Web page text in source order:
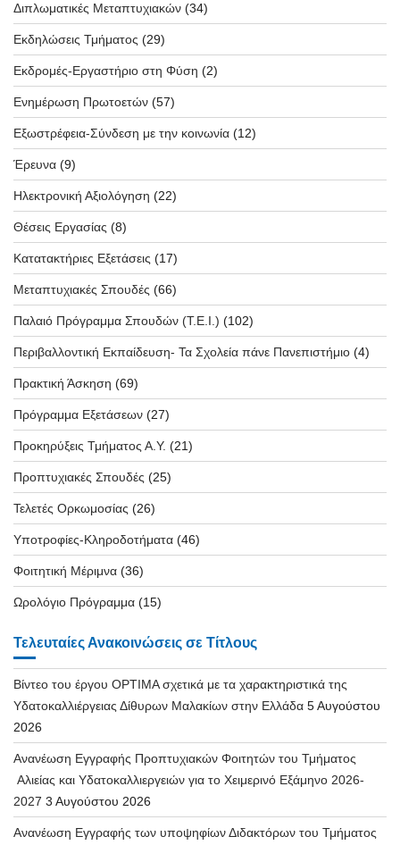
Διπλωματικές Μεταπτυχιακών (34)
Εκδηλώσεις Τμήματος (29)
Εκδρομές-Εργαστήριο στη Φύση (2)
Ενημέρωση Πρωτοετών (57)
Εξωστρέφεια-Σύνδεση με την κοινωνία (12)
Έρευνα (9)
Ηλεκτρονική Αξιολόγηση (22)
Θέσεις Εργασίας (8)
Κατατακτήριες Εξετάσεις (17)
Μεταπτυχιακές Σπουδές (66)
Παλαιό Πρόγραμμα Σπουδών (T.E.I.) (102)
Περιβαλλοντική Εκπαίδευση- Τα Σχολεία πάνε Πανεπιστήμιο (4)
Πρακτική Άσκηση (69)
Πρόγραμμα Εξετάσεων (27)
Προκηρύξεις Τμήματος Α.Υ. (21)
Προπτυχιακές Σπουδές (25)
Τελετές Ορκωμοσίας (26)
Υποτροφίες-Κληροδοτήματα (46)
Φοιτητική Μέριμνα (36)
Ωρολόγιο Πρόγραμμα (15)
Τελευταίες Ανακοινώσεις σε Τίτλους
Βίντεο του έργου OPTIMA σχετικά με τα χαρακτηριστικά της
Υδατοκαλλιέργειας Δίθυρων Μαλακίων στην Ελλάδα 5 Αυγούστου
2026
Ανανέωση Εγγραφής Προπτυχιακών Φοιτητών του Τμήματος
Αλιείας και Υδατοκαλλιεργειών για το Χειμερινό Εξάμηνο 2026-
2027 3 Αυγούστου 2026
Ανανέωση Εγγραφής των υποψηφίων Διδακτόρων του Τμήματος